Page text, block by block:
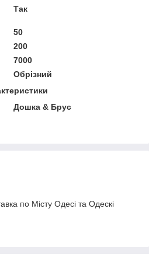
Так
50
200
7000
Обрізний
Дошка & Брус
по Місту Одесі та Одескі